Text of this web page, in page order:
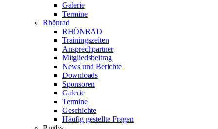
Galerie
Termine
Rhönrad
RHÖNRAD
Trainingszeiten
Ansprechpartner
Mitgliedsbeitrag
News und Berichte
Downloads
Sponsoren
Galerie
Termine
Geschichte
Häufig gestellte Fragen